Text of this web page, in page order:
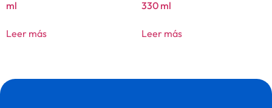
ml
Leer más
330 ml
Leer más